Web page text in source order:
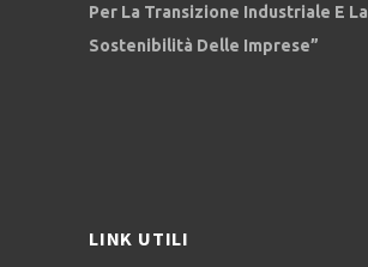
Per La Transizione Industriale E La
Sostenibilità Delle Imprese”
LINK UTILI